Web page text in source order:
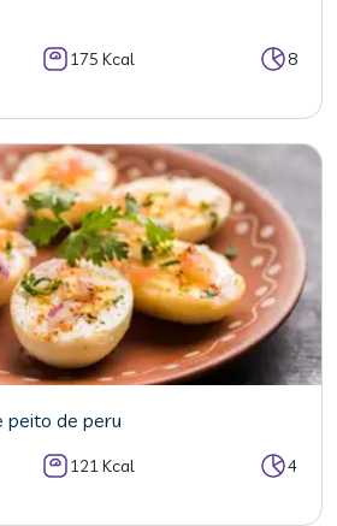
175 Kcal 8
peito de peru
121 Kcal 4